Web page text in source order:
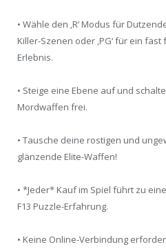
• Wähle den ‚R‘ Modus für
Killer-Szenen oder ‚PG‘ für ein
Erlebnis.
• Steige eine Ebene auf und
Mordwaffen frei.
• Tausche deine rostigen und
glänzende Elite-Waffen!
• *Jeder* Kauf im Spiel führt zu
F13 Puzzle-Erfahrung.
• Keine Online-Verbindung